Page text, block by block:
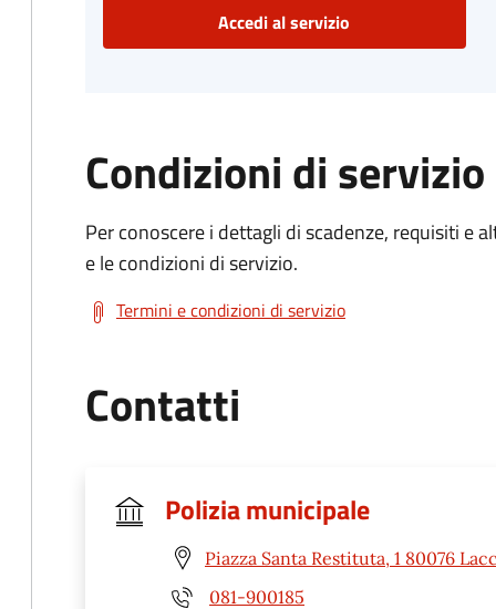
Accedi al servizio
Condizioni di servizio
Per conoscere i dettagli di scadenze, requisiti e
e le condizioni di servizio.
Termini e condizioni di servizio
Contatti
Polizia municipale
Piazza Santa Restituta, 1 80076
081-900185